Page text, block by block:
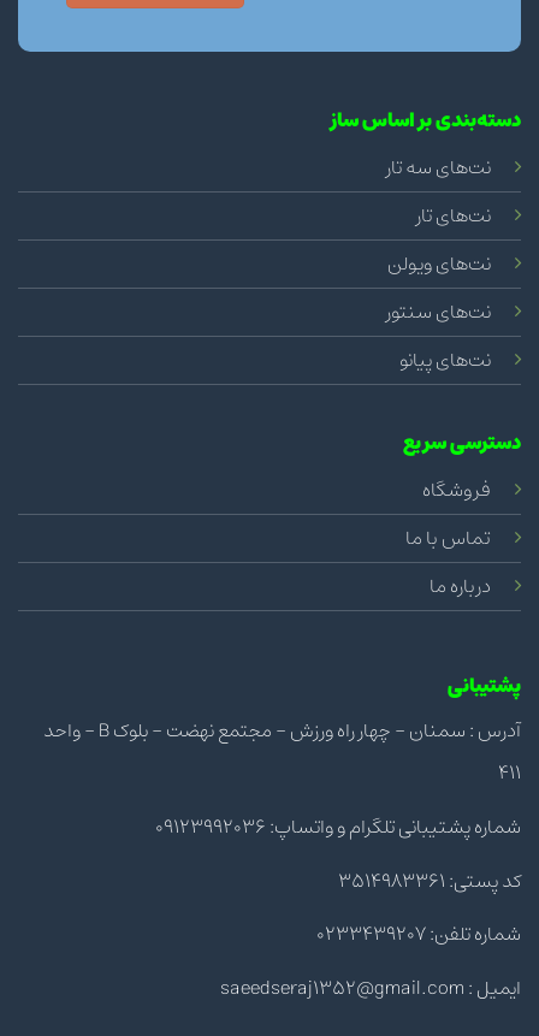
دسته‌بندی بر اساس ساز
نت‌های سه تار
نت‌های تار
نت‌های ویولن
نت‌های سنتور
نت‌های پیانو
دسترسی سریع
فروشگاه
تماس با ما
درباره ما
پشتیبانی
آدرس : سمنان - چهار راه ورزش - مجتمع نهضت - بلوک B - واحد
411
شماره پشتیبانی تلگرام و واتساپ: 09123992036
کد پستی: 3514983361
شماره تلفن: 0233439207
ایمیل : saeedseraj1352@gmail.com